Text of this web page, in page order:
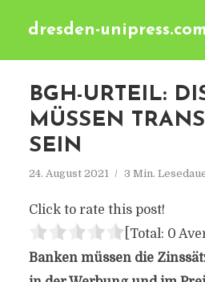
dresden-unipress.com
BGH-URTEIL:
MÜSSEN
SEIN
24. August 2021 3 Min.
Click to rate this post!
[Total: 0
Banken müssen die